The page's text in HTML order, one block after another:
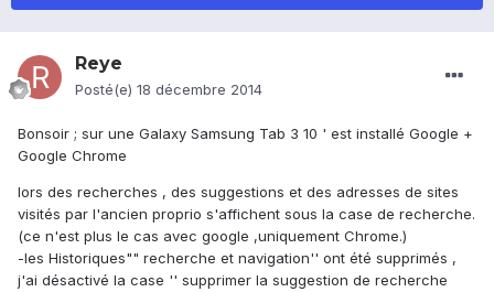
Reye
Posté(e) 18 décembre 2014
Bonsoir ; sur une Galaxy Samsung Tab 3 10 ' est installé Google +
Google Chrome
lors des recherches , des suggestions et des adresses de sites
visités par l'ancien proprio s'affichent sous la case de recherche.
(ce n'est plus le cas avec google ,uniquement Chrome.)
-les Historiques"" recherche et navigation'' ont été supprimés ,
j'ai désactivé la case '' supprimer la suggestion de recherche